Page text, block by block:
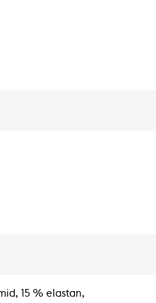
15 % elastan,